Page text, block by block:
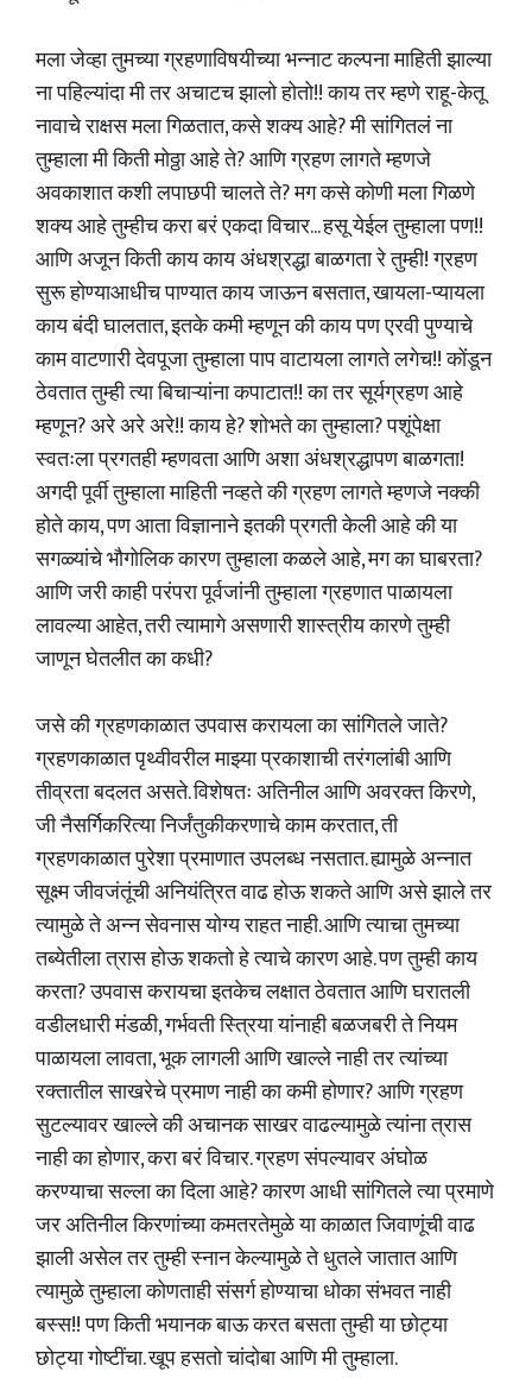
मला जेव्हा तुमच्या ग्रहणाविषयीच्या भन्नाट कल्पना माहिती झाल्या
ना पहिल्यांदा मी तर अचाटच झालो होतो!! काय तर म्हणे राहू-केतू
नावाचे राक्षस मला गिळतात, कसे शक्य आहे? मी सांगितलं ना
तुम्हाला मी किती मोठ्ठा आहे ते? आणि ग्रहण लागते म्हणजे
अवकाशात कशी लपाछपी चालते ते? मग कसे कोणी मला गिळणे
शक्य आहे तुम्हीच करा बरं एकदा विचार... हसू येईल तुम्हाला पण!!
आणि अजून किती काय काय अंधश्रद्धा बाळगता रे तुम्ही! ग्रहण
सुरू होण्याआधीच पाण्यात काय जाऊन बसतात, खायला-प्यायला
काय बंदी घालतात, इतके कमी म्हणून की काय पण एरवी पुण्याचे
काम वाटणारी देवपूजा तुम्हाला पाप वाटायला लागते लगेच!! कोंडून
ठेवतात तुम्ही त्या बिचाऱ्यांना कपाटात!! का तर सूर्यग्रहण आहे
म्हणून? अरे अरे अरे!! काय हे? शोभते का तुम्हाला? पशूंपेक्षा
स्वतःला प्रगतही म्हणवता आणि अशा अंधश्रद्धापण बाळगता!
अगदी पूर्वी तुम्हाला माहिती नव्हते की ग्रहण लागते म्हणजे नक्की
होते काय, पण आता विज्ञानाने इतकी प्रगती केली आहे की या
सगळ्यांचे भौगोलिक कारण तुम्हाला कळले आहे, मग का घाबरता?
आणि जरी काही परंपरा पूर्वजांनी तुम्हाला ग्रहणात पाळायला
लावल्या आहेत, तरी त्यामागे असणारी शास्त्रीय कारणे तुम्ही
जाणून घेतलीत का कधी?
जसे की ग्रहणकाळात उपवास करायला का सांगितले जाते?
ग्रहणकाळात पृथ्वीवरील माझ्या प्रकाशाची तरंगलांबी आणि
तीव्रता बदलत असते. विशेषतः अतिनील आणि अवरक्त किरणे,
जी नैसर्गिकरित्या निर्जंतुकीकरणाचे काम करतात, ती
ग्रहणकाळात पुरेशा प्रमाणात उपलब्ध नसतात. ह्यामुळे अन्नात
सूक्ष्म जीवजंतूंची अनियंत्रित वाढ होऊ शकते आणि असे झाले तर
त्यामुळे ते अन्न सेवनास योग्य राहत नाही. आणि त्याचा तुमच्या
तब्येतीला त्रास होऊ शकतो हे त्याचे कारण आहे. पण तुम्ही काय
करता? उपवास करायचा इतकेच लक्षात ठेवतात आणि घरातली
वडीलधारी मंडळी, गर्भवती स्त्रिया यांनाही बळजबरी ते नियम
पाळायला लावता, भूक लागली आणि खाल्ले नाही तर त्यांच्या
रक्तातील साखरेचे प्रमाण नाही का कमी होणार? आणि ग्रहण
सुटल्यावर खाल्ले की अचानक साखर वाढल्यामुळे त्यांना त्रास
नाही का होणार, करा बरं विचार. ग्रहण संपल्यावर अंघोळ
करण्याचा सल्ला का दिला आहे? कारण आधी सांगितले त्या प्रमाणे
जर अतिनील किरणांच्या कमतरतेमुळे या काळात जिवाणूंची वाढ
झाली असेल तर तुम्ही स्नान केल्यामुळे ते धुतले जातात आणि
त्यामुळे तुम्हाला कोणताही संसर्ग होण्याचा धोका संभवत नाही
बस्स!! पण किती भयानक बाऊ करत बसता तुम्ही या छोट्या
छोट्या गोष्टींचा. खूप हसतो चांदोबा आणि मी तुम्हाला.